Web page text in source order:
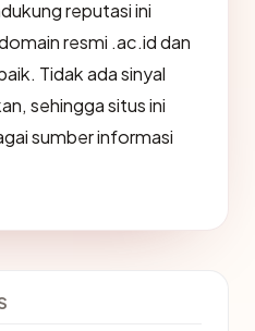
reputasi ini
resmi .ac.id dan
Tidak ada sinyal
sehingga situs ini
sumber informasi